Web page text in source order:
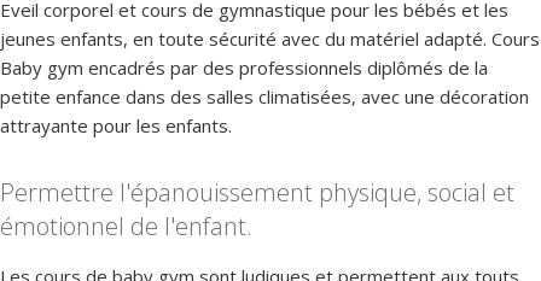
Eveil corporel et cours de gymnastique pour les bébés et les
jeunes enfants, en toute sécurité avec du matériel adapté. Cours
Baby gym encadrés par des professionnels diplômés de la
petite enfance dans des salles climatisées, avec une décoration
attrayante pour les enfants.
Permettre l'épanouissement physique, social et
émotionnel de l'enfant.
Les cours de baby gym sont ludiques et permettent aux touts